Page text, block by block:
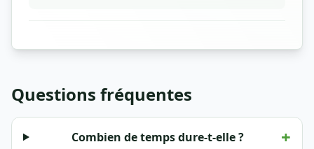
Questions fréquentes
Combien de temps dure-t-elle ? +